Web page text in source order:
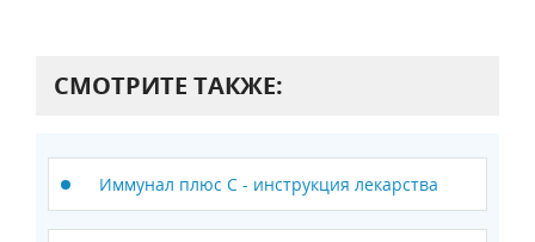
СМОТРИТЕ ТАКЖЕ:
Иммунал плюс C - инструкция лекарства